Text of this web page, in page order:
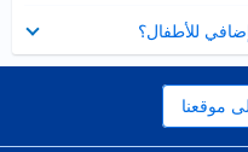
للأطفال؟
موقعنا